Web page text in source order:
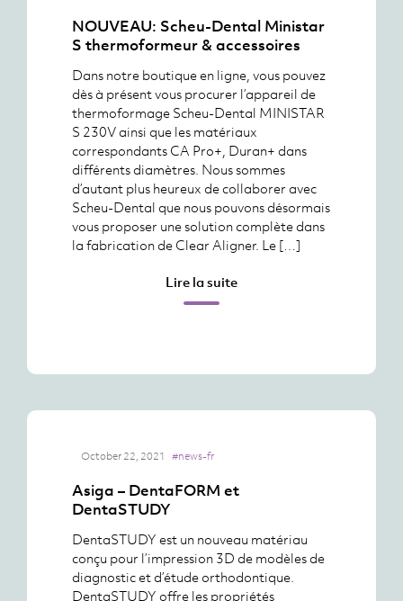
NOUVEAU: Scheu-Dental Ministar
S thermoformeur & accessoires
Dans notre boutique en ligne, vous pouvez
dès à présent vous procurer l’appareil de
thermoformage Scheu-Dental MINISTAR
S 230V ainsi que les matériaux
correspondants CA Pro+, Duran+ dans
différents diamètres. Nous sommes
d’autant plus heureux de collaborer avec
Scheu-Dental que nous pouvons désormais
vous proposer une solution complète dans
la fabrication de Clear Aligner. Le […]
Lire la suite
October 22, 2021 #news-fr
Asiga – DentaFORM et
DentaSTUDY
DentaSTUDY est un nouveau matériau
conçu pour l’impression 3D de modèles de
diagnostic et d’étude orthodontique.
DentaSTUDY offre les propriétés